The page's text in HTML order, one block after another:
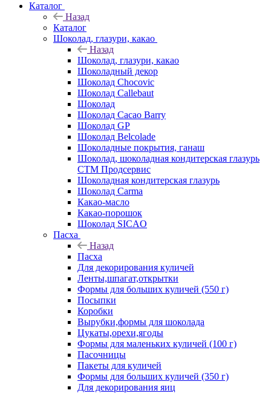
Каталог
Назад
Каталог
Шоколад, глазури, какао
Назад
Шоколад, глазури, какао
Шоколадный декор
Шоколад Chocovic
Шоколад Callebaut
Шоколад
Шоколад Cacao Barry
Шоколад GP
Шоколад Belcolade
Шоколадные покрытия, ганаш
Шоколад, шоколадная кондитерская глазурь
СТМ Продсервис
Шоколадная кондитерская глазурь
Шоколад Carma
Какао-масло
Какао-порошок
Шоколад SICAO
Пасха
Назад
Пасха
Для декорирования куличей
Ленты,шпагат,открытки
Формы для больших куличей (550 г)
Посыпки
Коробки
Вырубки,формы для шоколада
Цукаты,орехи,ягоды
Формы для маленьких куличей (100 г)
Пасочницы
Пакеты для куличей
Формы для больших куличей (350 г)
Для декорирования яиц